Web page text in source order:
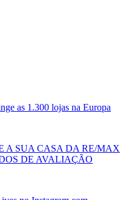
as 1.300 lojas na Europa
A SUA CASA DA RE/MAX
DE AVALIAÇÃO